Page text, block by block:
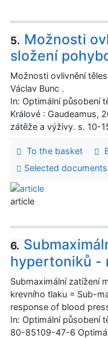
5. Možnosti
složení
Možnosti ovlivnění
Václav Bunc .
In: Optimální působení
Králové : Gaudeamus,
zátěže a výživy. s. 10-
To the basket
Selected documents
article
6.
hypertoniků -
Submaximální zatížení
krevního tlaku = Sub-
response of blood
In: Optimální působení
80-85109-47-6